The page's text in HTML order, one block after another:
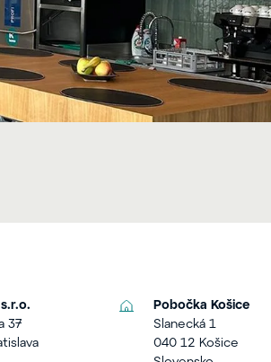
37
Pobočka Košice
Slanecká 1
040 12 Košice